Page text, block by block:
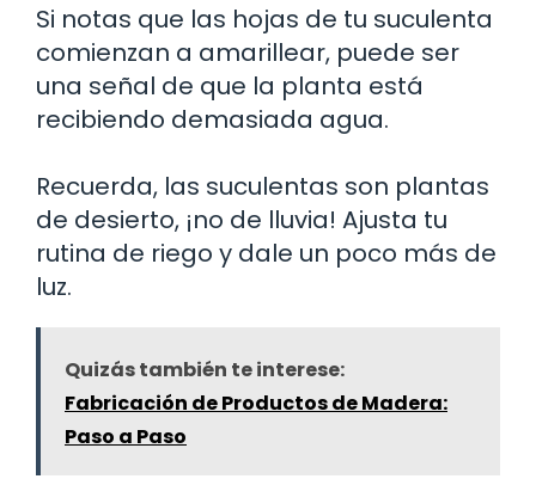
Si notas que las hojas de tu suculenta
comienzan a amarillear, puede ser
una señal de que la planta está
recibiendo demasiada agua.
Recuerda, las suculentas son plantas
de desierto, ¡no de lluvia! Ajusta tu
rutina de riego y dale un poco más de
luz.
Quizás también te interese:
Fabricación de Productos de Madera:
Paso a Paso